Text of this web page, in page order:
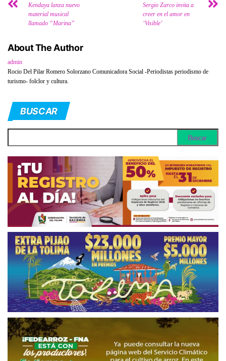
Kendaya lanza nuevo
material musical
llamado “Marina”
Sergio Zarco invita a
creer en el amor en
‘Visible’
About The Author
admin
Rocio Del Pilar Romero Solorzano Comunicadora Social -Periodistas periodismo de
turismo- folclor y cultura.
BUSCAR